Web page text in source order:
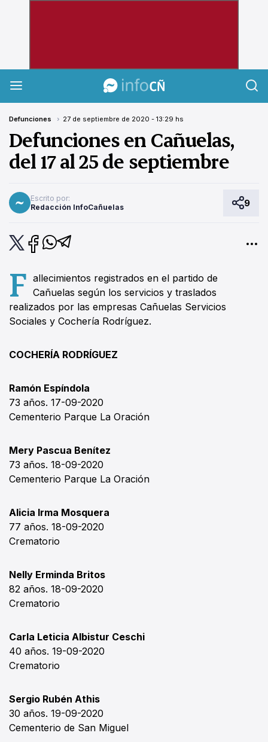
Defunciones 27 de septiembre de 2020 - 13:29 hs
Defunciones en Cañuelas,
del 17 al 25 de septiembre
Escrito por:
Redacción InfoCañuelas
9
F allecimientos registrados en el partido de
Cañuelas según los servicios y traslados
realizados por las empresas Cañuelas Servicios
Sociales y Cochería Rodríguez.
COCHERÍA RODRÍGUEZ
Ramón Espíndola
73 años. 17-09-2020
Cementerio Parque La Oración
Mery Pascua Benítez
73 años. 18-09-2020
Cementerio Parque La Oración
Alicia Irma Mosquera
77 años. 18-09-2020
Crematorio
Nelly Erminda Britos
82 años. 18-09-2020
Crematorio
Carla Leticia Albistur Ceschi
40 años. 19-09-2020
Crematorio
Sergio Rubén Athis
30 años. 19-09-2020
Cementerio de San Miguel